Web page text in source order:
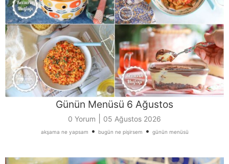
Günün Menüsü 6 Ağustos
0 Yorum 05 Ağustos 2026
akşama ne yapsam • bugün ne pişirsem • günün menüsü